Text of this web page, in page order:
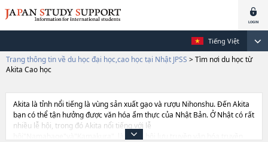
Tiếng Việt
Trang thông tin về du học đại học,cao học tại Nhật JPSS > Tìm nơi du học từ
Akita Cao học
Akita là tỉnh nổi tiếng là vùng sản xuất gạo và rượu Nihonshu. Đến Akita
bạn có thể tận hưởng được văn hóa ẩm thực của Nhật Bản. Ở Nhật có rất
nhiều lễ hội, trong đó Akita nổi tiếng với lễ
hội"Namahage"và"Kamakura", là hai lễ hội lưu truyền văn hóa truyền